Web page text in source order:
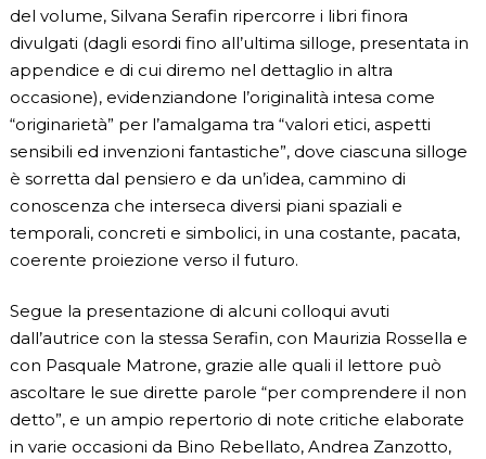
del volume, Silvana Serafin ripercorre i libri finora
divulgati (dagli esordi fino all’ultima silloge, presentata in
appendice e di cui diremo nel dettaglio in altra
occasione), evidenziandone l’originalità intesa come
“originarietà” per l’amalgama tra “valori etici, aspetti
sensibili ed invenzioni fantastiche”, dove ciascuna silloge
è sorretta dal pensiero e da un’idea, cammino di
conoscenza che interseca diversi piani spaziali e
temporali, concreti e simbolici, in una costante, pacata,
coerente proiezione verso il futuro.
Segue la presentazione di alcuni colloqui avuti
dall’autrice con la stessa Serafin, con Maurizia Rossella e
con Pasquale Matrone, grazie alle quali il lettore può
ascoltare le sue dirette parole “per comprendere il non
detto”, e un ampio re­pertorio di note critiche elaborate
in varie occasioni da Bino Rebellato, Andrea Zanzotto,